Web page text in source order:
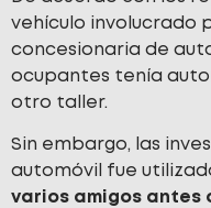
vehículo involucrado
concesionaria de
ocupantes tenía
otro taller.
Sin embargo, las
automóvil fue
varios amigos antes